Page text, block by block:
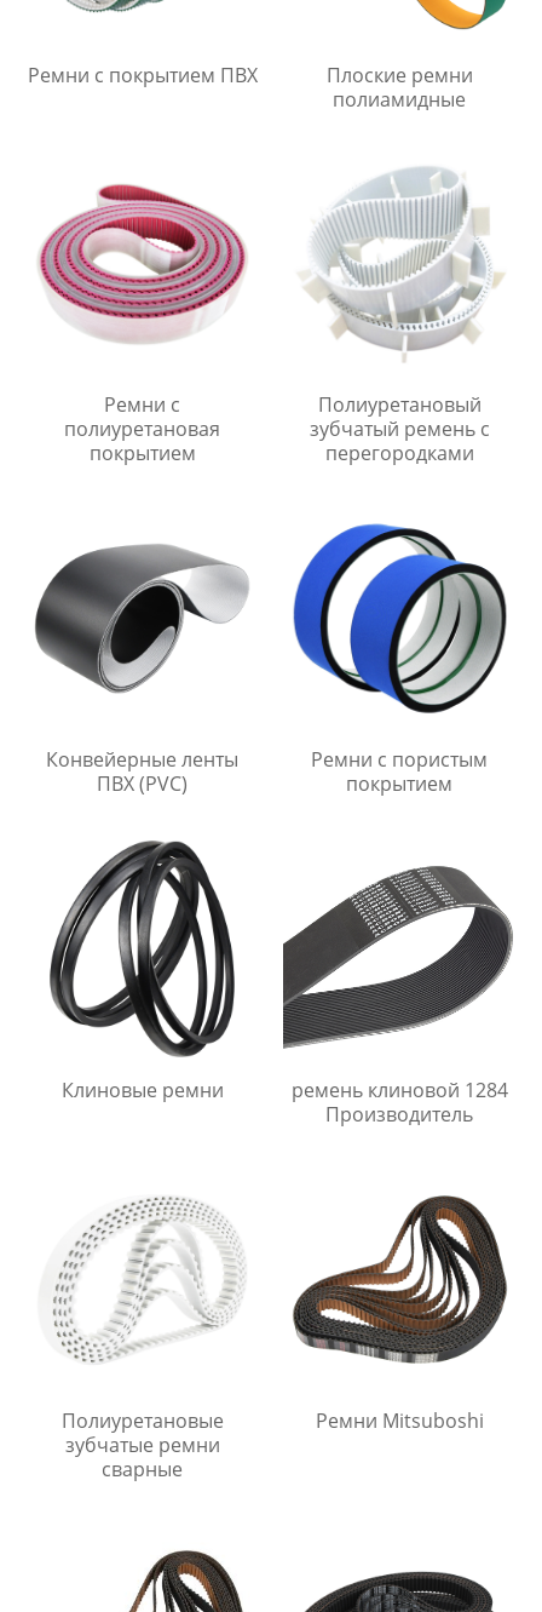
Ремни с покрытием ПВХ
Плоские ремни
полиамидные
Ремни с
полиуретановая
покрытием
Полиуретановый
зубчатый ремень с
перегородками
Конвейерные ленты
ПВХ (PVC)
Ремни с пористым
покрытием
Клиновые ремни
ремень клиновой 1284
Производитель
Полиуретановые
зубчатые ремни
сварные
Ремни Mitsuboshi